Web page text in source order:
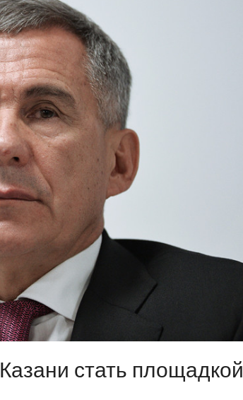
стать площадкой